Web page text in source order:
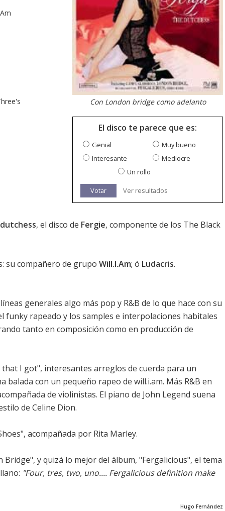
Con London bridge como adelanto
El disco te parece que es:
Genial
Muy bueno
Interesante
Mediocre
Un rollo
Votar Ver resultados
, el disco de Fergie, componente de los The Black
su compañero de grupo Will.I.Am; ó Ludacris.
generales algo más pop y R&B de lo que hace con su
funky rapeado y los samples e interpolaciones habitales
tanto en composición como en producción de
I got", interesantes arreglos de cuerda para un
balada con un pequeño rapeo de will.i.am. Más R&B en
de violinistas. El piano de John Legend suena
de Celine Dion.
acompañada por Rita Marley.
y quizá lo mejor del álbum, "Fergalicious", el tema
"Four, tres, two, uno.... Fergalicious definition make
Hugo Fernández